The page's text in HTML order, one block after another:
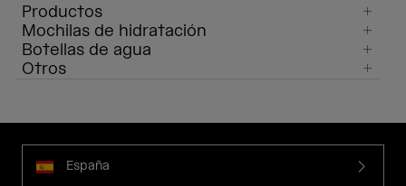
Productos
Mochilas de hidratación
Botellas de agua
Otros
España